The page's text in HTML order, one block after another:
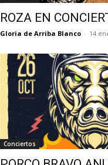
ROZA EN
Gloria de Arriba Blanco - 14
Conciertos